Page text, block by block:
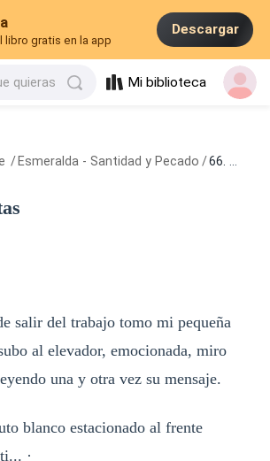
libro gratis en la app
Descargar
quieras Mi biblioteca
/ Esmeralda - Santidad y Pecado /66. Me gustas
salir del trabajo tomo mi pequeña
al elevador, emocionada, miro
una y otra vez su mensaje.
blanco estacionado al frente
·